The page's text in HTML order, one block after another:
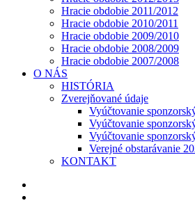
Hracie obdobie 2011/2012
Hracie obdobie 2010/2011
Hracie obdobie 2009/2010
Hracie obdobie 2008/2009
Hracie obdobie 2007/2008
O NÁS
HISTÓRIA
Zverejňované údaje
Vyúčtovanie
Vyúčtovanie
Vyúčtovanie
Verejné obstarávanie
KONTAKT